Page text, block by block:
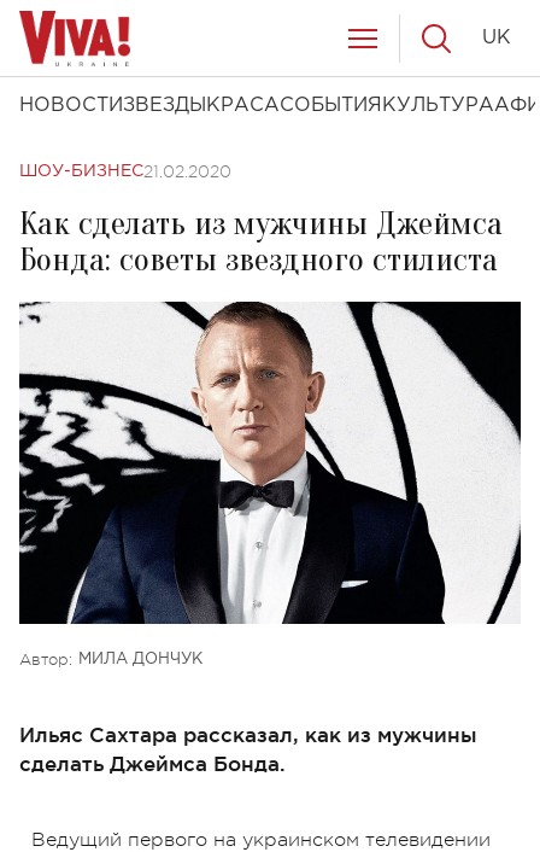
НОВОСТИ ЗВЕЗДЫ КРАСАСОБЫТИЯ КУЛЬТУРА
UK
ШОУ-БИЗНЕС21.02.2020
Как сделать из мужчины Джеймса
Бонда: советы звездного стилиста
Автор: МИЛА ДОНЧУК
Ильяс Сахтара рассказал, как из мужчины
сделать Джеймса Бонда.
Ведущий первого на украинском телевидении